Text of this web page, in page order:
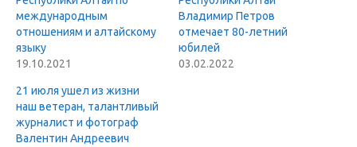
международным
отношениям и алтайскому
языку
19.10.2021
Владимир Петров
отмечает 80-летний
юбилей
03.02.2022
21 июля ушел из жизни
наш ветеран, талантливый
журналист и фотограф
Валентин Андреевич